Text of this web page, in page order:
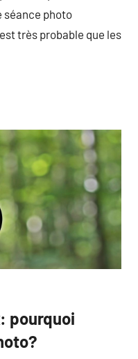
séance photo
très probable que les
pourquoi